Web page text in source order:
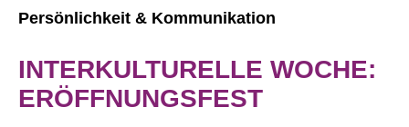
Persönlichkeit & Kommunikation
INTERKULTURELLE WOCHE:
ERÖFFNUNGSFEST